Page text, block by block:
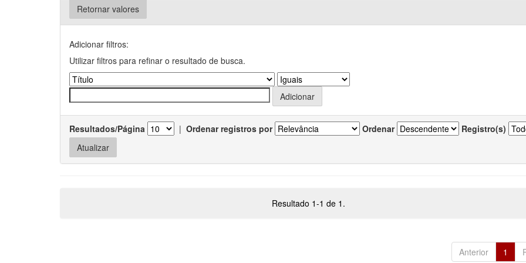
Retornar valores
Adicionar filtros:
Utilizar filtros para refinar o resultado de busca.
Resultados/Página | Ordenar registros por Ordenar Registro(s)
Resultado 1-1 de 1.
Anterior 1